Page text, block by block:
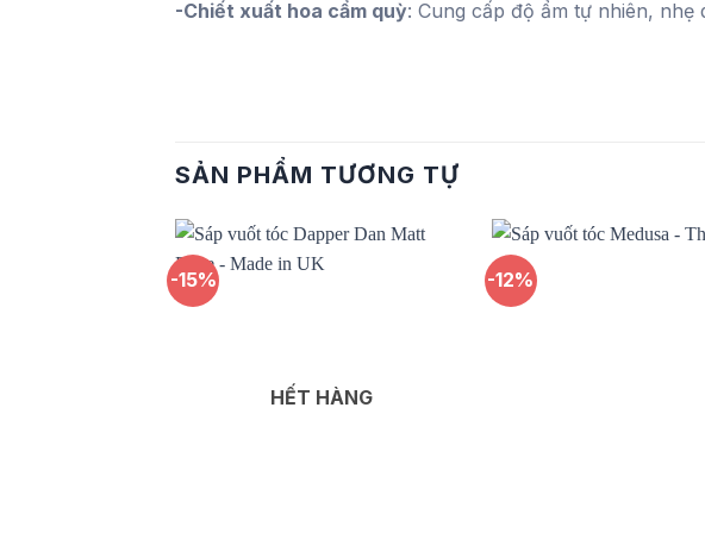
-Chiết xuất hoa cẩm quỳ: Cung cấp độ ẩm tự nhiên, nhẹ
SẢN PHẨM TƯƠNG TỰ
-15%
HẾT HÀNG
-12%